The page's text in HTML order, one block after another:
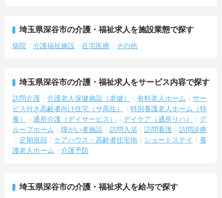
埼玉県深谷市の介護・福祉求人を施設業態で探す
病院 介護福祉施設 在宅医療 その他
埼玉県深谷市の介護・福祉求人をサービス内容で探す
訪問介護 介護老人保健施設（老健） 有料老人ホーム
サー
ビス付き高齢者向け住宅（サ高住）
特別養護老人ホーム（特
養）
通所介護（デイサービス） デイケア（通所リハ）
グ
ループホーム
障がい者施設 訪問入浴 訪問看護
訪問診療
定期巡回
ケアハウス・高齢者住宅地 ショートステイ
養
護老人ホーム
介護予防
埼玉県深谷市の介護・福祉求人を給与で探す